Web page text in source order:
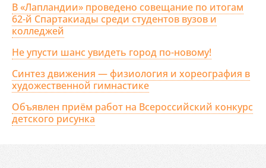
В «Лапландии» проведено совещание по итогам
62-й Спартакиады среди студентов вузов и
колледжей
Не упусти шанс увидеть город по-новому!
Синтез движения — физиология и хореография в
художественной гимнастике
Объявлен приём работ на Всероссийский конкурс
детского рисунка